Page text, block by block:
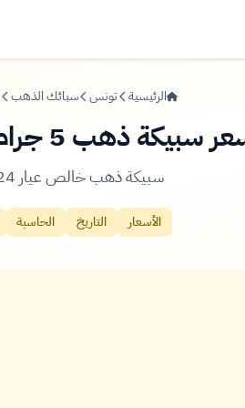
الرئيسية تونس سبائك الذهب
سبيكة ذهب 5 جرام - عيار 24 اليوم
سبيكة ذهب خالص عيار 24 بوزن 5 جرام
الأسعار التاريخ الحاسبة